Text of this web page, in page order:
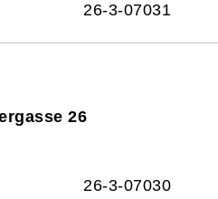
26-3-07031
26
26-3-07030